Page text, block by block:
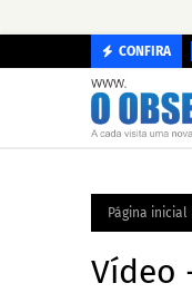
CONFIRA
Página inicial
Vídeo